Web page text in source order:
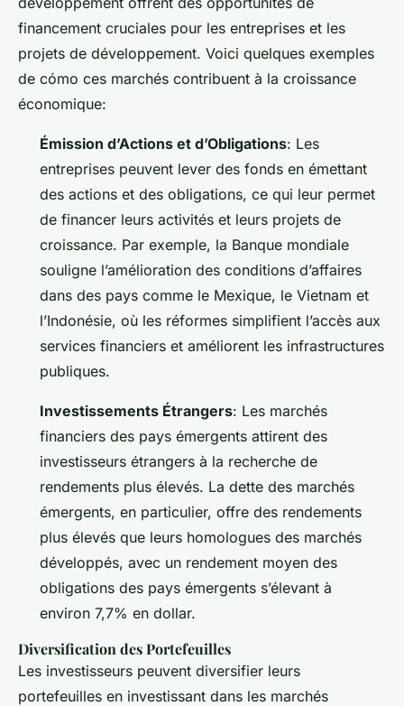
financement cruciales pour les entreprises et les
projets de développement. Voici quelques exemples
de cómo ces marchés contribuent à la croissance
économique:
Émission d’Actions et d’Obligations: Les
entreprises peuvent lever des fonds en émettant
des actions et des obligations, ce qui leur permet
de financer leurs activités et leurs projets de
croissance. Par exemple, la Banque mondiale
souligne l’amélioration des conditions d’affaires
dans des pays comme le Mexique, le Vietnam et
l’Indonésie, où les réformes simplifient l’accès aux
services financiers et améliorent les infrastructures
publiques.
Investissements Étrangers: Les marchés
financiers des pays émergents attirent des
investisseurs étrangers à la recherche de
rendements plus élevés. La dette des marchés
émergents, en particulier, offre des rendements
plus élevés que leurs homologues des marchés
développés, avec un rendement moyen des
obligations des pays émergents s’élevant à
environ 7,7% en dollar.
Diversification des Portefeuilles
Les investisseurs peuvent diversifier leurs
portefeuilles en investissant dans les marchés